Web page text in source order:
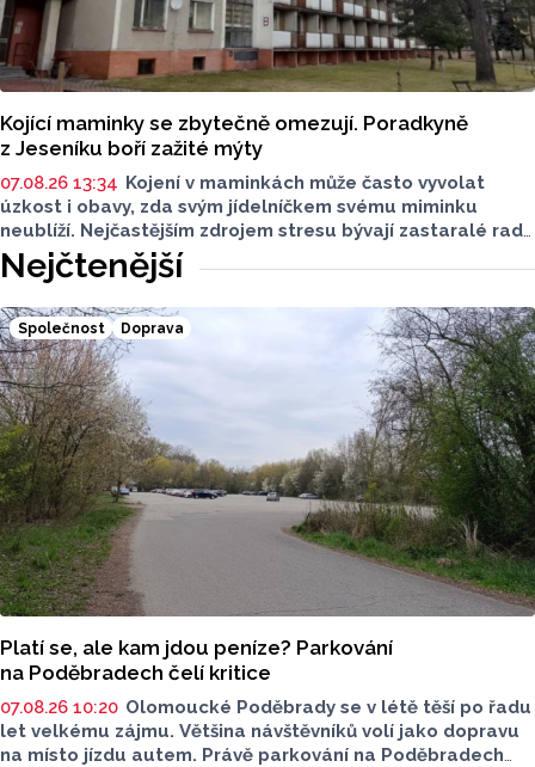
Kojící maminky se zbytečně omezují. Poradkyně
z Jeseníku boří zažité mýty
07.08.26 13:34 Kojení v maminkách může často vyvolat
úzkost i obavy, zda svým jídelníčkem svému miminku
neublíží. Nejčastějším zdrojem stresu bývají zastaralé rady
o nutnosti radikálního omezování jídelníčku, vyhýbání
se nadýmavým potravinám nebo preventivnímu vyřazování
alergenů. Mýty o stravě při kojení boří laktační poradkyně
z Jeseníku.
Nejčtenější
Společnost Doprava
Platí se, ale kam jdou peníze? Parkování
na Poděbradech čelí kritice
07.08.26 10:20 Olomoucké Poděbrady se v létě těší po řadu
let velkému zájmu. Většina návštěvníků volí jako dopravu
na místo jízdu autem. Právě parkování na Poděbradech